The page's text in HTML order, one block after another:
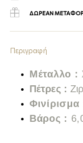
ΔΩΡΕΑΝ
Περιγραφή
Μέταλλο :
Πέτρες :
Φινίρισμα
Βάρος :